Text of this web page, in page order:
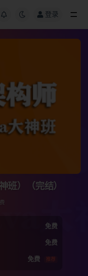
登录
班）（完结）
免费
免费
免费 推荐